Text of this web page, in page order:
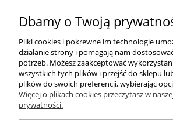
Pomoc
Moje konto
Płatności i dostawa
Dbamy o Twoją
Pliki cookies i pokrewne im technologie
działanie strony i pomagają nam
potrzeb. Możesz zaakceptować
wszystkich tych plików i przejść do sklepu
plików do swoich preferencji, wybierając
Więcej o plikach cookies przeczytasz w
prywatności.